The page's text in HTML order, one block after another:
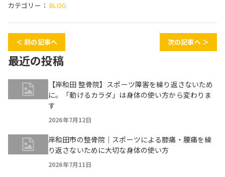
カテゴリー： BLOG
＜ 前の記事へ 次の記事へ ＞
最近の投稿
【岸和田 整骨院】スポーツ障害を繰り返さないため
に。「動けるカラダ」は身体の使い方から変わりま
す
2026年7月12日
岸和田市の整骨院｜スポーツによる膝痛・腰痛を繰
り返さないために大切な身体の使い方
2026年7月11日